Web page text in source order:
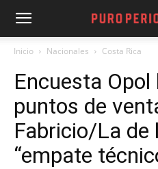
Inicio Nacionales Costa Rica
Encuesta Opol
puntos de
Fabricio/La de
“empate